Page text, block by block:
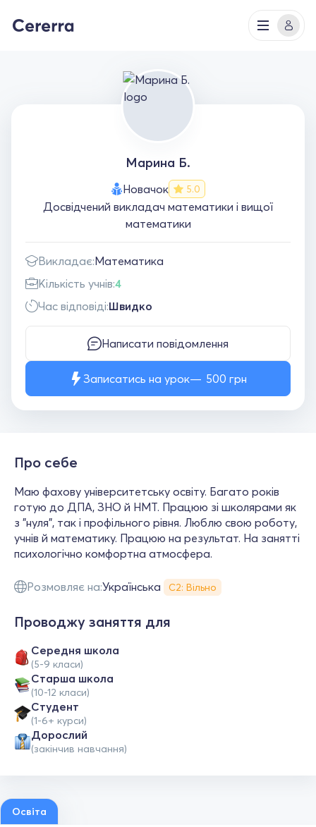
Марина Б.
Новачок 5.0
Досвідчений викладач математики і вищої
математики
Викладає:Математика
Кількість учнів:4
Час відповіді:Швидко
Написати повідомлення
Записатись на урок 500 грн
Про себе
Маю фахову університетську освіту. Багато років
готую до ДПА, ЗНО й НМТ. Працюю зі школярами як
з "нуля", так і профільного рівня. Люблю свою роботу,
учнів й математику. Працюю на результат. На занятті
психологічно комфортна атмосфера.
Розмовляє на:Українська С2: Вільно
Проводжу заняття для
Середня школа
(5-9 класи)
Старша школа
(10-12 класи)
Студент
(1-6+ курси)
Дорослий
(закінчив навчання)
Освіта